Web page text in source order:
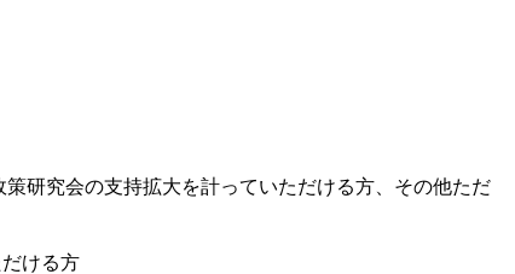
研究会の支持拡大を計っていただける方、その他ただ
ける方